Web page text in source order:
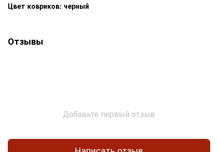
Цвет ковриков: черный
Отзывы
Добавьте первый отзыв